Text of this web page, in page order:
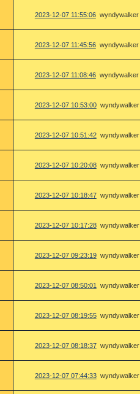
2023-12-07 11:55:06 wyndywalker
2023-12-07 11:45:56 wyndywalker
2023-12-07 11:08:46 wyndywalker
2023-12-07 10:53:00 wyndywalker
2023-12-07 10:51:42 wyndywalker
2023-12-07 10:20:08 wyndywalker
2023-12-07 10:18:47 wyndywalker
2023-12-07 10:17:28 wyndywalker
2023-12-07 09:23:19 wyndywalker
2023-12-07 08:50:01 wyndywalker
2023-12-07 08:19:55 wyndywalker
2023-12-07 08:18:37 wyndywalker
2023-12-07 07:44:33 wyndywalker